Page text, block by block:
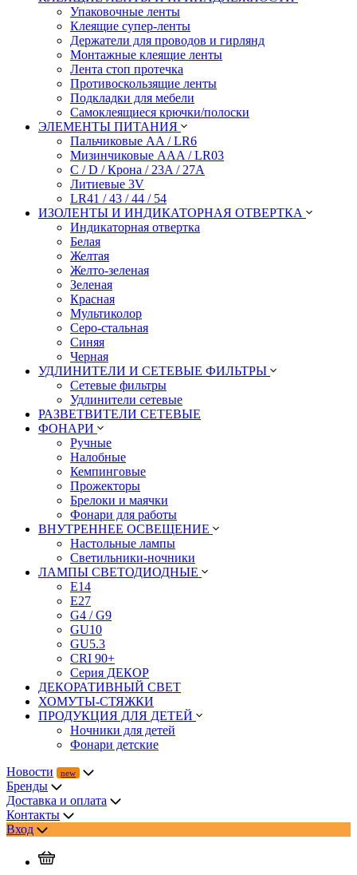
Упаковочные ленты
Клеящие супер-ленты
Держатели для проводов и гирлянд
Монтажные клеящие ленты
Лента стоп протечка
Противоскользящие ленты
Подкладки для мебели
Самоклеящиеся крючки/полоски
ЭЛЕМЕНТЫ ПИТАНИЯ
Пальчиковые AA / LR6
Мизинчиковые AAA / LR03
C / D / Крона / 23A / 27A
Литиевые 3V
LR41 / 43 / 44 / 54
ИЗОЛЕНТЫ И ИНДИКАТОРНАЯ ОТВЕРТКА
Индикаторная отвертка
Белая
Желтая
Желто-зеленая
Зеленая
Красная
Мультиколор
Серо-стальная
Синяя
Черная
УДЛИНИТЕЛИ И СЕТЕВЫЕ ФИЛЬТРЫ
Сетевые фильтры
Удлинители сетевые
РАЗВЕТВИТЕЛИ СЕТЕВЫЕ
ФОНАРИ
Ручные
Налобные
Кемпинговые
Прожекторы
Брелоки и маячки
Фонари для работы
ВНУТРЕННЕЕ ОСВЕЩЕНИЕ
Настольные лампы
Светильники-ночники
ЛАМПЫ СВЕТОДИОДНЫЕ
E14
E27
G4 / G9
GU10
GU5.3
CRI 90+
Серия ДЕКОР
ДЕКОРАТИВНЫЙ СВЕТ
ХОМУТЫ-СТЯЖКИ
ПРОДУКЦИЯ ДЛЯ ДЕТЕЙ
Ночники для детей
Фонари детские
Новости
Бренды
Доставка и оплата
Контакты
Вход